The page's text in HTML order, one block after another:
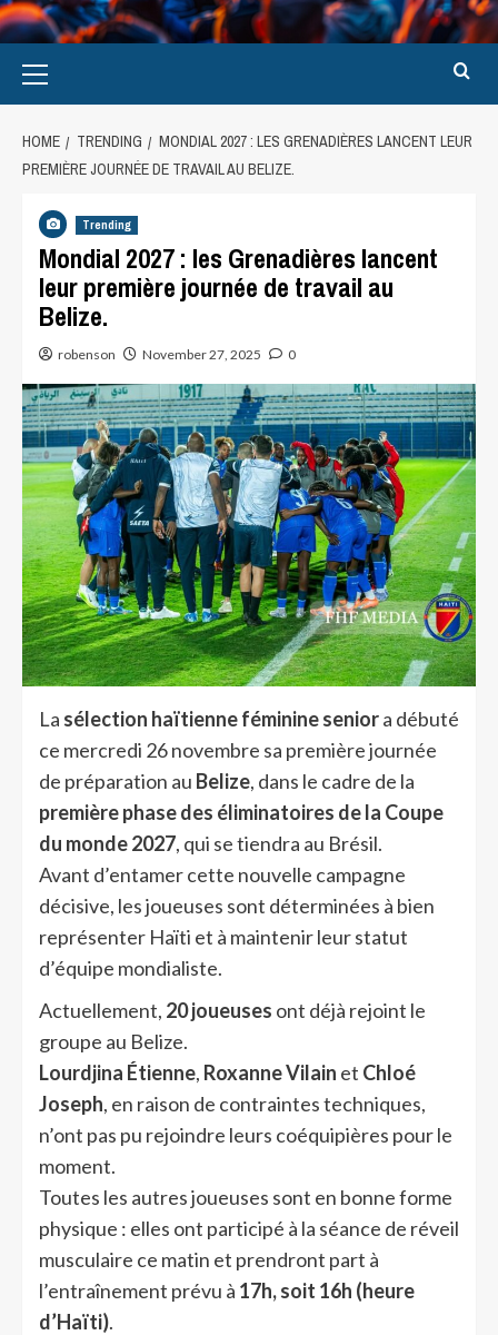
HOME TRENDING
MONDIAL 2027 : LES GRENADIÈRES LANCENT LEUR
PREMIÈRE JOURNÉE DE TRAVAIL AU BELIZE.
Trending
Mondial 2027 : les Grenadières lancent
leur première journée de travail au
Belize.
robenson November 27, 2025 0
La sélection haïtienne féminine seniora débuté
ce mercredi 26 novembre sa première journée
de préparation au Belize, dans le cadre de la
première phase des éliminatoires de la Coupe
du monde 2027, qui se tiendra au Brésil.
Avant d’entamer cette nouvelle campagne
décisive, les joueuses sont déterminées à bien
représenter Haïti et à maintenir leur statut
d’équipe mondialiste.
Actuellement, 20 joueuses ont déjà rejoint le
groupe au Belize.
Lourdjina Étienne, Roxanne Vilain et Chloé
Joseph, en raison de contraintes techniques,
n’ont pas pu rejoindre leurs coéquipières pour le
moment.
Toutes les autres joueuses sont en bonne forme
physique : elles ont participé à la séance de réveil
musculaire ce matin et prendront part à
l’entraînement prévu à 17h, soit 16h (heure
d’Haïti).